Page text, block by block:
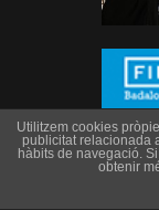
Utilitzem cookies
publicitat relacionada
hàbits de navegació.
obtenir